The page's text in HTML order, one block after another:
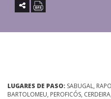
LUGARES DE PASO: SABUGAL,
BARTOLOMEU, PEROFICÓS,